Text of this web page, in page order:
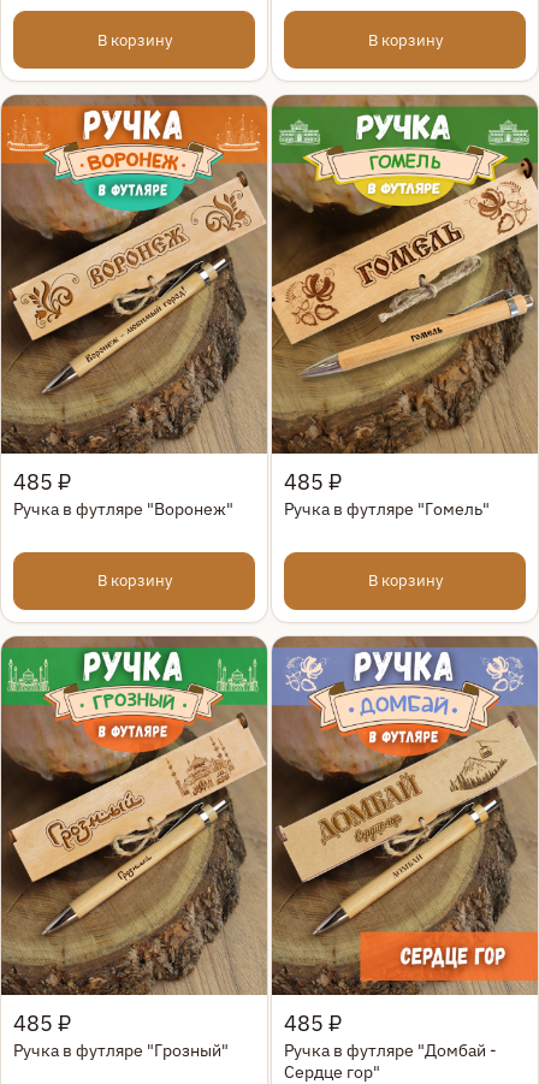
В корзину В корзину
Быстрый просмотр
485 ₽
Ручка в футляре "Воронеж"
В корзину
Быстрый просмотр
485 ₽
Ручка в футляре "Гомель"
В корзину
Быстрый просмотр
485 ₽
Ручка в футляре "Грозный"
Быстрый просмотр
485 ₽
Ручка в футляре "Домбай -
Сердце гор"